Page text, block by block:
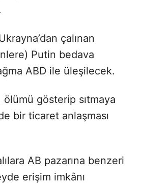
çalınan
Putin bedava
ABD ile üleşilecek.
gösterip sıtmaya
bir ticaret anlaşması
AB pazarına benzeri
erişim imkânı